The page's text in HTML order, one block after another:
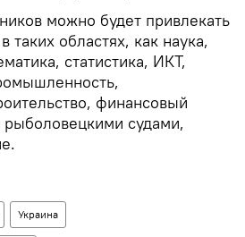
можно будет привлекать
таких областях, как наука,
статистика, ИКТ,
финансовый
рыболовецкими судами,
Украина